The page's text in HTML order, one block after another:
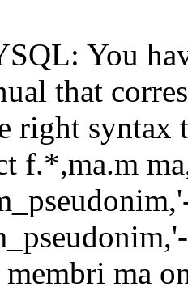
You
that
right syntax
f.*,ma.m
ma